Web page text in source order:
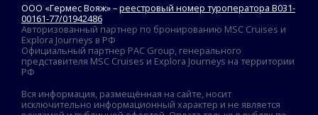
ООО «Гермес Вояж» –реестровый номер туроператора В031-
00161-77/01942486
Авторизованный партнер по бронированию MSC Cruises и
Explora Journeys в РФ
Официальный партнер PAC Group, генерального
представителя MSC Cruises и Explora Journeys на территории
РФ
Вся информация, размещённая на сайте, носит
исключительно информационный характер и не является